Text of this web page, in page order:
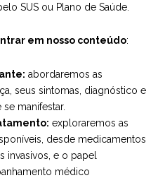
SUS ou Plano de Saúde.
em nosso conteúdo:
abordaremos as
seus sintomas, diagnóstico e
manifestar.
exploraremos as
desde medicamentos
invasivos, e o papel
médico